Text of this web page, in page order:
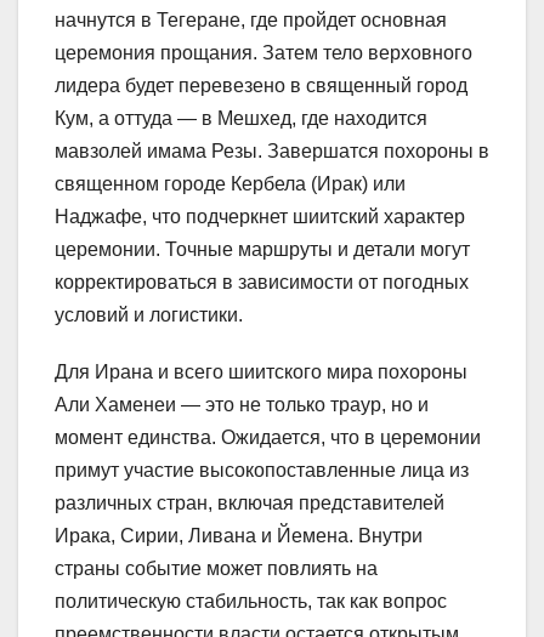
начнутся в Тегеране, где пройдет основная
церемония прощания. Затем тело верховного
лидера будет перевезено в священный город
Кум, а оттуда — в Мешхед, где находится
мавзолей имама Резы. Завершатся похороны в
священном городе Кербела (Ирак) или
Наджафе, что подчеркнет шиитский характер
церемонии. Точные маршруты и детали могут
корректироваться в зависимости от погодных
условий и логистики.
Для Ирана и всего шиитского мира похороны
Али Хаменеи — это не только траур, но и
момент единства. Ожидается, что в церемонии
примут участие высокопоставленные лица из
различных стран, включая представителей
Ирака, Сирии, Ливана и Йемена. Внутри
страны событие может повлиять на
политическую стабильность, так как вопрос